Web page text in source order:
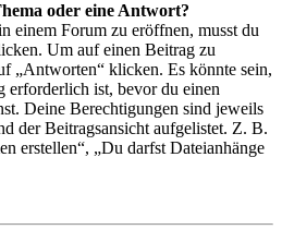
oder eine Antwort?
einem Forum zu eröffnen, musst du
Um auf einen Beitrag zu
„Antworten“ klicken. Es könnte sein,
erforderlich ist, bevor du einen
Deine Berechtigungen sind jeweils
der Beitragsansicht aufgelistet. Z. B.
erstellen“, „Du darfst Dateianhänge